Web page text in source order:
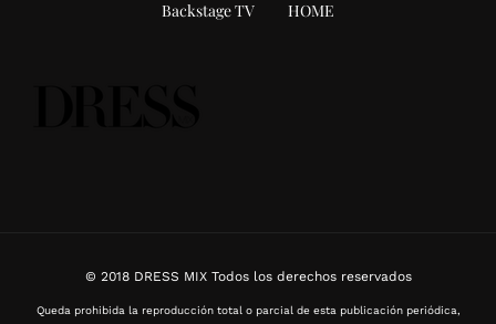
Backstage TV
HOME
© 2018 DRESS MIX Todos los derechos reservados
Queda prohibida la reproducción total o parcial de esta publicación periódica,